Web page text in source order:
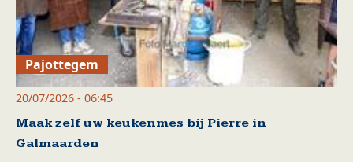
Pajottegem
20/07/2026 - 06:45
Maak zelf uw keukenmes bij Pierre in
Galmaarden